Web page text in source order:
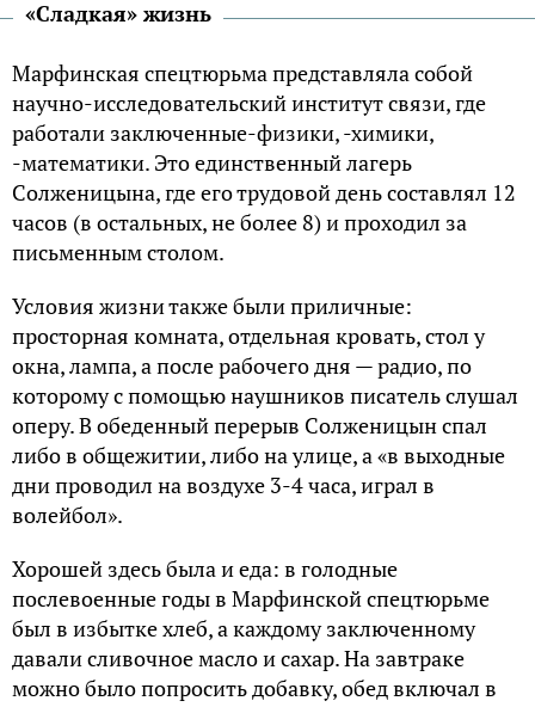
«Сладкая» жизнь
Марфинская спецтюрьма представляла собой
научно-исследовательский институт связи, где
работали заключенные-физики, -химики,
-математики. Это единственный лагерь
Солженицына, где его трудовой день составлял 12
часов (в остальных, не более 8) и проходил за
письменным столом.
Условия жизни также были приличные:
просторная комната, отдельная кровать, стол у
окна, лампа, а после рабочего дня — радио, по
которому с помощью наушников писатель слушал
оперу. В обеденный перерыв Солженицын спал
либо в общежитии, либо на улице, а «в выходные
дни проводил на воздухе 3-4 часа, играл в
волейбол».
Хорошей здесь была и еда: в голодные
послевоенные годы в Марфинской спецтюрьме
был в избытке хлеб, а каждому заключенному
давали сливочное масло и сахар. На завтраке
можно было попросить добавку, обед включал в